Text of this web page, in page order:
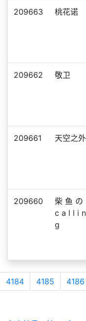
209663 桃花诺
209662 敬卫
209661 天空之外
209660
柴 鱼 の
c a l l i n
g
4184 4185 4186